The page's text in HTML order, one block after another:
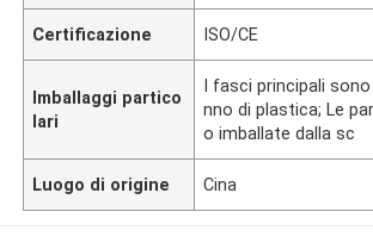
Certificazione ISO/CE
Imballaggi partico
lari
I fasci principali
nno di plastica; Le
o imballate dalla sc
Luogo di origine Cina